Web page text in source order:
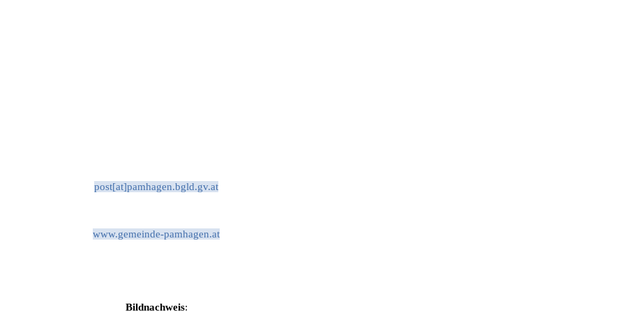
post[at]pamhagen.bgld.gv.at
www.gemeinde-pamhagen.at
Bildnachweis: